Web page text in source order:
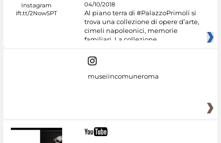
04/10/2018
Al piano terra di #PalazzoPrimoli si
trova una collezione di opere d’arte,
cimeli napoleonici, memorie
familiari. La collezione
museiincomuneroma